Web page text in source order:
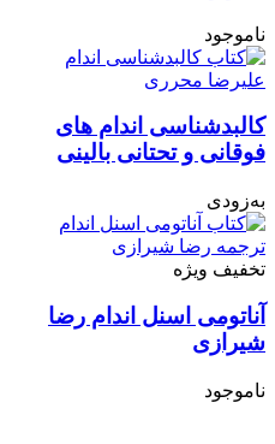
ناموجود
کالبدشناسی اندام های
فوقانی و تحتانی بالینی
به‌زودی
تخفیف ویژه
آناتومی اسنل اندام رضا
شیرازی
ناموجود